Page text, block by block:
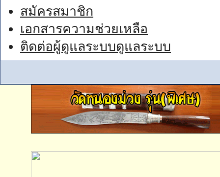
สมัครสมาชิก
เอกสารความช่วยเหลือ
ติดต่อผู้ดูแลระบบดูแลระบบ